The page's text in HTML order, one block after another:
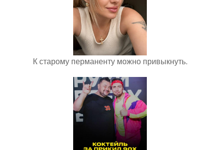
К старому перманенту можно привыкнуть.